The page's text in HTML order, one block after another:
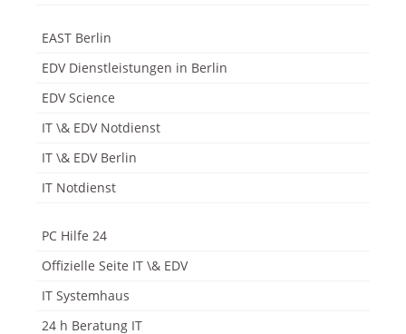
EAST Berlin
EDV Dienstleistungen in Berlin
EDV Science
IT \& EDV Notdienst
IT \& EDV Berlin
IT Notdienst
PC Hilfe 24
Offizielle Seite IT \& EDV
IT Systemhaus
24 h Beratung IT